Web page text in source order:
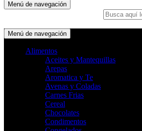
Menú de navegación
Menú de navegación
Alimentos
Aceites y Mantequillas
Arepas
Aromatica y Te
Avenas y Coladas
Carnes Frias
Cereal
Chocolates
Condimentos